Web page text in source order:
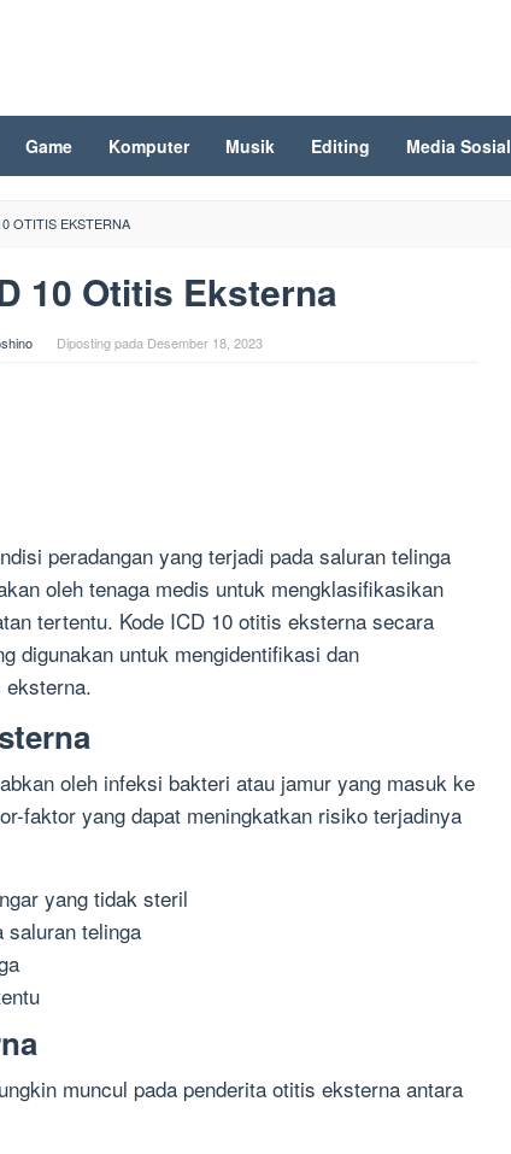
Game Komputer Musik Editing Media Sosial
OTITIS EKSTERNA
10 Otitis Eksterna
Diposting pada Desember 18, 2023
peradangan yang terjadi pada saluran telinga
oleh tenaga medis untuk mengklasifikasikan
tertentu. Kode ICD 10 otitis eksterna secara
digunakan untuk mengidentifikasi dan
oleh infeksi bakteri atau jamur yang masuk ke
faktor yang dapat meningkatkan risiko terjadinya
yang tidak steril
saluran telinga
muncul pada penderita otitis eksterna antara